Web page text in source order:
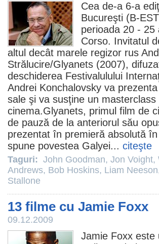
Cea de-a 6-a
Bucureşti (B-
perioada 20 - 25
Corso. Invitatul
altul decât marele regizor rus
Strălucire/Glyanets (2007),
deschiderea Festivalulului
Andrei Konchalovsky va
sale şi va susţine un
cinema.Glyanets, primul film de
de pauză de la anteriorul său
prezentat în premieră absolută
spune povestea Galyei... citeşte
Taguri: John Goodman, Jon Voight,
Andrews, Bob Hoskins, Liam Neeson
Stallone
13 filme cu Jamie Foxx
09.12.2009
Jamie Foxx este